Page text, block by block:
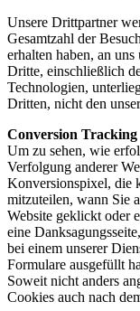
Unsere Drittpartner
Gesamtzahl der
erhalten haben, an
Dritte, einschließlich
Technologien,
Dritten, nicht den
Conversion Tracking
Um zu sehen, wie
Verfolgung anderer
Konversionspixel, die
mitzuteilen, wann Sie
Website geklickt oder
eine
bei einem unserer
Formulare ausgefüllt
Soweit nicht anders
Cookies auch nach